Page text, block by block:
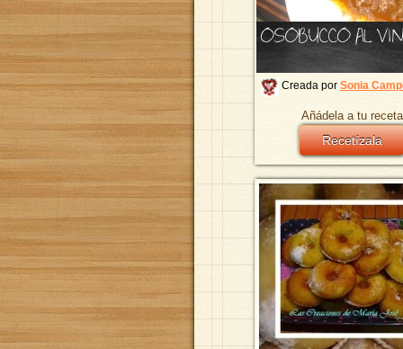
OSOBUCCO AL
Creada por Sonia
Añádela a tu
Recetízala